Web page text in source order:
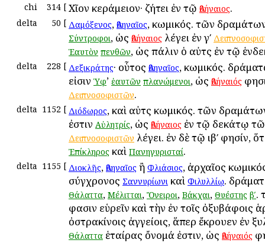
chi
314 [ Χῖον κεράμειον· ζήτει ἐν τῷ Ἀθήναιος.
delta 50 [ Δαμόξενος, Ἀθηναῖος, κωμικός. τῶν
Σύντροφοι, ὡς Ἀθήναιος λέγει ἐν γʹ
Ἑαυτὸν πενθῶν, ὡς πάλιν ὁ αὐτὸς ἐν τῷ
delta 228 [ Δεξικράτης· οὗτος Ἀθηναῖος, κωμικός.
εἰσιν Ὑφ’ ἑαυτῶν πλανώμενοι, ὡς Ἀθήναιός
Δειπνοσοφιστῶν.
delta 1152 [ Διόδωρος, καὶ αὐτὸς κωμικός. τῶν
ἐστιν Αὐλητρίς, ὡς Ἀθήναιος ἐν τῷ δεκάτῳ
Δειπνοσοφιστῶν λέγει. ἐν δὲ τῷ ιβʹ φησίν,
Ἐπίκληρος καὶ Πανηγυρισταί.
delta 1155 [ Διοκλῆς, Ἀθηναῖος ἢ Φλιάσιος, ἀρχαῖος
σύγχρονος Σαννυρίωνι καὶ Φιλυλλίῳ.
Θάλαττα, Μέλιτται, Ὄνειροι, Βάκχαι, Θυέστης βʹ.
φασιν εὑρεῖν καὶ τὴν ἐν τοῖς ὀξυβάφοις
ὀστρακίνοις ἀγγείοις, ἅπερ ἔκρουεν ἐν
Θάλαττα ἑταίρας ὄνομά ἐστιν, ὡς Ἀθήναιός